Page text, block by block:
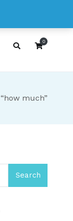
0
much”
Search